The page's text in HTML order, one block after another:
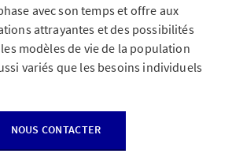
avec son temps et offre aux
attrayantes et des possibilités
modèles de vie de la population
variés que les besoins individuels
NOUS CONTACTER